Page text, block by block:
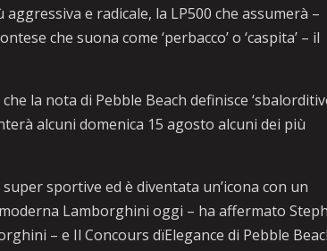
e radicale, la LP500 che assumerà –
che suona come ‘perbacco’ o ‘caspita’ – il
la nota di Pebble Beach definisce
alcuni domenica 15 agosto alcuni dei più
sportive ed è diventata un’icona con un
Lamborghini oggi – ha affermato
– e Il Concours dïElegance di Pebble